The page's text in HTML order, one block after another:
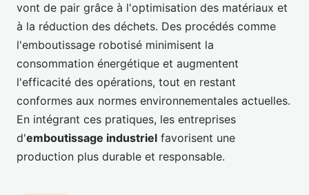
vont de pair grâce à l'optimisation des matériaux et
à la réduction des déchets. Des procédés comme
l'emboutissage robotisé minimisent la
consommation énergétique et augmentent
l'efficacité des opérations, tout en restant
conformes aux normes environnementales actuelles.
En intégrant ces pratiques, les entreprises
d'emboutissage industriel favorisent une
production plus durable et responsable.